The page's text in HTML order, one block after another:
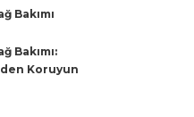
Bakımı
Bakımı:
Koruyun